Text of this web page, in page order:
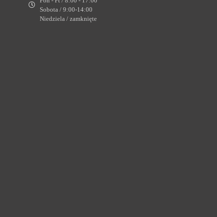
Sobota / 9:00-14:00
Niedziela / zamknięte